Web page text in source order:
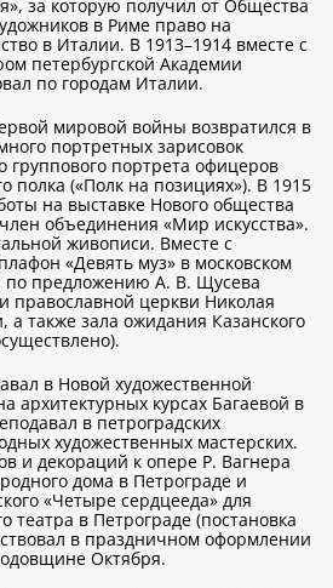
за которую получил от Общества
в Риме право на
в Италии. В 1913–1914 вместе с
петербургской Академии
по городам Италии.
мировой войны возвратился в
портретных зарисовок
группового портрета офицеров
полка («Полк на позициях»). В 1915
на выставке Нового общества
объединения «Мир искусства».
живописи. Вместе с
«Девять муз» в московском
по предложению А. В. Щусева
православной церкви Николая
а также зала ожидания Казанского
в Новой художественной
архитектурных курсах Багаевой в
в петроградских
художественных мастерских.
и декораций к опере Р. Вагнера
дома в Петрограде и
«Четыре сердцееда» для
театра в Петрограде (постановка
в праздничном оформлении
Октября.